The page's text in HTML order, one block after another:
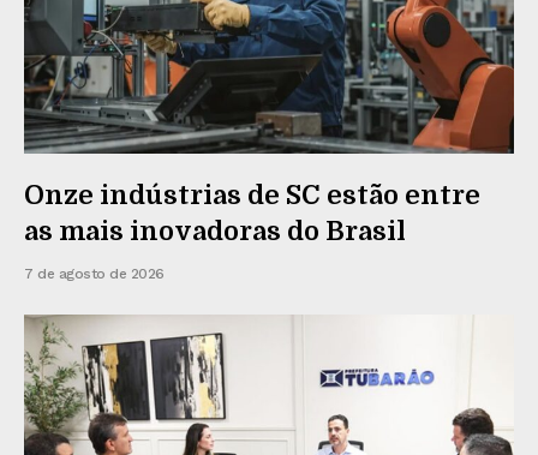
Onze indústrias de SC estão entre
as mais inovadoras do Brasil
7 de agosto de 2026